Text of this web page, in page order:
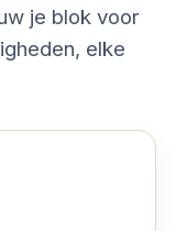
je blok voor
elke